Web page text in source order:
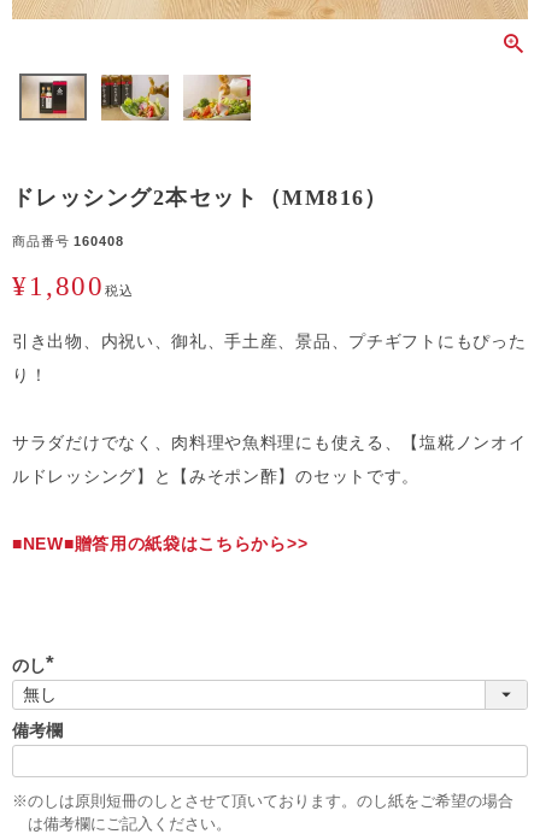
ドレッシング2本セット（MM816）
商品番号 160408
¥1,800税込
引き出物、内祝い、御礼、手土産、景品、プチギフトにもぴった
り！
サラダだけでなく、肉料理や魚料理にも使える、【塩糀ノンオイ
ルドレッシング】と【みそポン酢】のセットです。
■NEW■贈答用の紙袋はこちらから>>
のし
(
必
須
)
備考欄
※のしは原則短冊のしとさせて頂いております。のし紙をご希望の場合
は備考欄にご記入ください。